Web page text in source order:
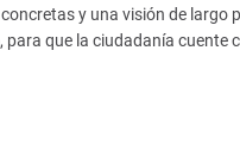
y una visión de largo
que la ciudadanía cuente